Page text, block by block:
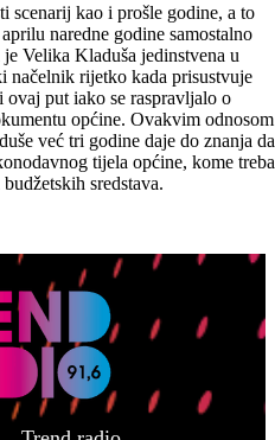
scenarij kao i prošle godine, a to
naredne godine samostalno
Velika Kladuša jedinstvena u
načelnik rijetko kada prisustvuje
put iako se raspravljalo o
općine. Ovakvim odnosom
već tri godine daje do znanja da
tijela općine, kome treba
sredstava.